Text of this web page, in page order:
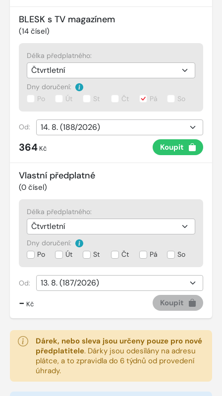
BLESK s TV magazínem
(14 čísel)
Délka předplatného:
Dny doručení:
Po
Út St Čt Pá So
Od:
364 Kč Koupit
Vlastní předplatné
(0 čísel)
Délka předplatného:
Dny doručení:
Po
Út St Čt Pá So
Od:
- Kč Koupit
Dárek, nebo sleva jsou určeny pouze pro nové
předplatitele. Dárky jsou odesílány na adresu
plátce, a to zpravidla do 6 týdnů od provedení
úhrady.